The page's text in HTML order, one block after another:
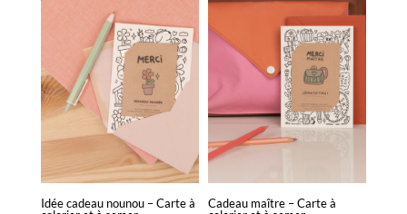
Idée cadeau nounou – Carte à
Cadeau maître – Carte à